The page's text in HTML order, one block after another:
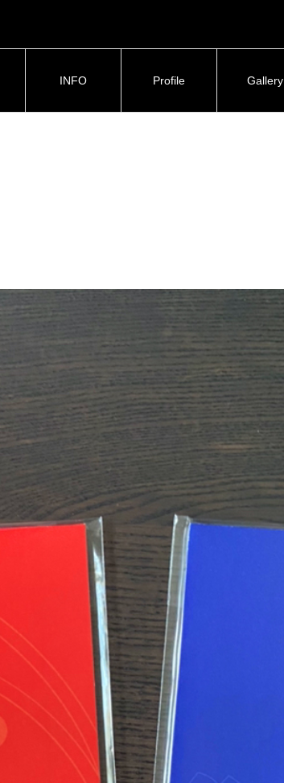
INFO Profile Gallery